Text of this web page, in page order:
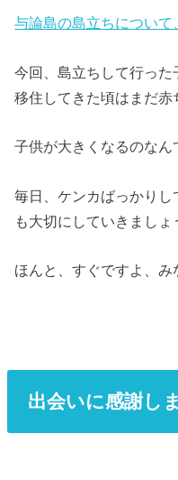
与論島の島立ちについて
今回、島立ちして行っ
移住してきた頃はまだ赤
子供が大きくなるのなん
毎日、ケンカばっかり
も大切にしていきましょ
ほんと、すぐですよ、み
出会いに感謝し